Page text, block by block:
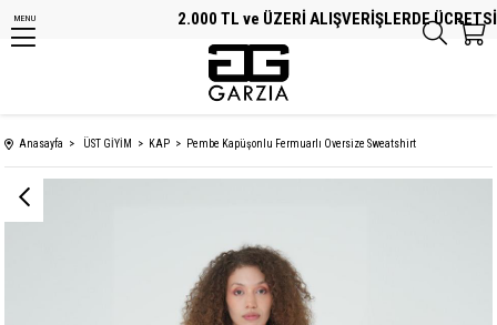
2.000 TL ve ÜZERİ ALIŞVERİŞLERDE ÜCRETSİZ
MENU
Anasayfa ÜST GİYİM KAP Pembe Kapüşonlu Fermuarlı Oversize Sweatshirt